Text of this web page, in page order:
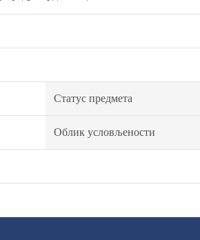
Статус предмета
Облик условљености